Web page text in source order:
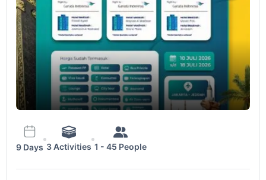
9 Days 3 Activities 1 - 45 People